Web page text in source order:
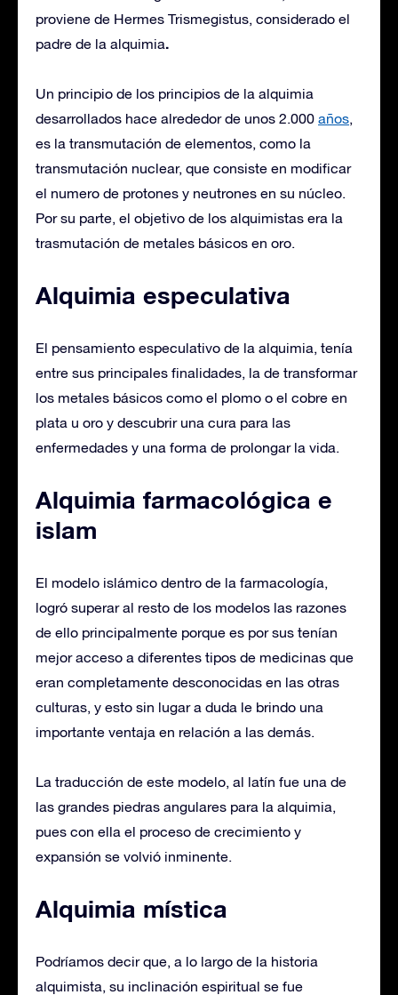
proviene de Hermes Trismegistus, considerado el
padre de la alquimia.
Un principio de los principios de la alquimia
desarrollados hace alrededor de unos 2.000 años,
es la transmutación de elementos, como la
transmutación nuclear, que consiste en modificar
el numero de protones y neutrones en su núcleo.
Por su parte, el objetivo de los alquimistas era la
trasmutación de metales básicos en oro.
Alquimia especulativa
El pensamiento especulativo de la alquimia, tenía
entre sus principales finalidades, la de transformar
los metales básicos como el plomo o el cobre en
plata u oro y descubrir una cura para las
enfermedades y una forma de prolongar la vida.
Alquimia farmacológica e
islam
El modelo islámico dentro de la farmacología,
logró superar al resto de los modelos las razones
de ello principalmente porque es por sus tenían
mejor acceso a diferentes tipos de medicinas que
eran completamente desconocidas en las otras
culturas, y esto sin lugar a duda le brindo una
importante ventaja en relación a las demás.
La traducción de este modelo, al latín fue una de
las grandes piedras angulares para la alquimia,
pues con ella el proceso de crecimiento y
expansión se volvió inminente.
Alquimia mística
Podríamos decir que, a lo largo de la historia
alquimista, su inclinación espiritual se fue